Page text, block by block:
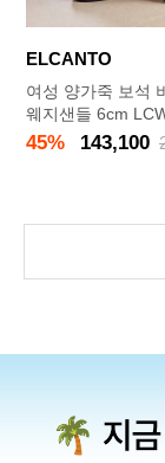
ELCANTO
여성 양가죽 보석
웨지샌들 6cm
45% 143,100